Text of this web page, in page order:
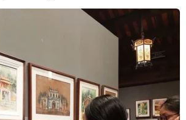
hầm buôn bán ma túy
Mỹ-Mexico